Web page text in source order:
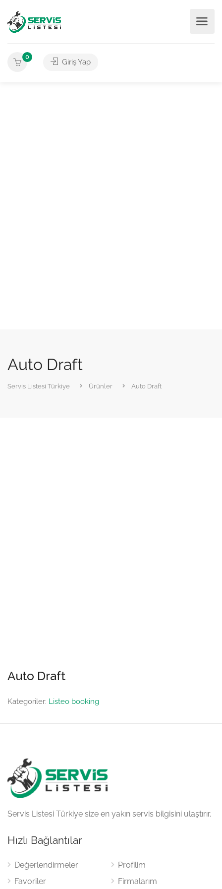
0
Giriş Yap
Auto Draft
Servis Listesi Türkiye Ürünler Auto Draft
Auto Draft
Kategoriler: Listeo booking
Servis Listesi Türkiye size en yakın servis bilgisini ulaştırır.
Hızlı Bağlantılar
Değerlendirmeler
Favoriler
Profilim
Firmalarım